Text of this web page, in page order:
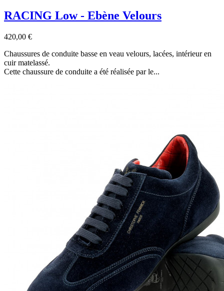
RACING Low - Ebène Velours
420,00 €
Chaussures de conduite basse en veau velours, lacées, intérieur en
cuir matelassé.
Cette chaussure de conduite a été réalisée par le...